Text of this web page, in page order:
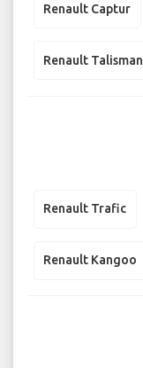
Renault Captur
Renault Talisman
Renault Trafic
Renault Kangoo